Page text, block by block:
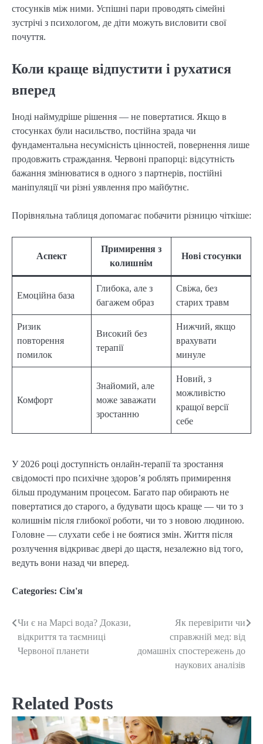
стосунків між ними. Успішні пари проводять сімейні
зустрічі з психологом, де діти можуть висловити свої
почуття.
Коли краще відпустити і рухатися
вперед
Іноді наймудріше рішення — не повертатися. Якщо в
стосунках були насильство, постійна зрада чи
фундаментальна несумісність цінностей, повернення лише
продовжить страждання. Червоні прапорці: відсутність
бажання змінюватися в одного з партнерів, постійні
маніпуляції чи різні уявлення про майбутнє.
Порівняльна таблиця допомагає побачити різницю чіткіше:
Аспект
Примирення з
колишнім
Нові стосунки
Емоційна база
Глибока, але з
багажем образ
Свіжа, без
старих травм
Ризик
повторення
помилок
Високий без
терапії
Нижчий, якщо
врахувати
минуле
Комфорт
Знайомий, але
може заважати
зростанню
Новий, з
можливістю
кращої версії
себе
У 2026 році доступність онлайн-терапії та зростання
свідомості про психічне здоров’я роблять примирення
більш продуманим процесом. Багато пар обирають не
повертатися до старого, а будувати щось краще — чи то з
колишнім після глибокої роботи, чи то з новою людиною.
Головне — слухати себе і не боятися змін. Життя після
розлучення відкриває двері до щастя, незалежно від того,
ведуть вони назад чи вперед.
Categories: Сім'я
Post
navigation
Чи є на Марсі вода? Докази,
відкриття та таємниці
Червоної планети
Як перевірити чи
справжній мед: від
домашніх спостережень до
наукових аналізів
Related Posts